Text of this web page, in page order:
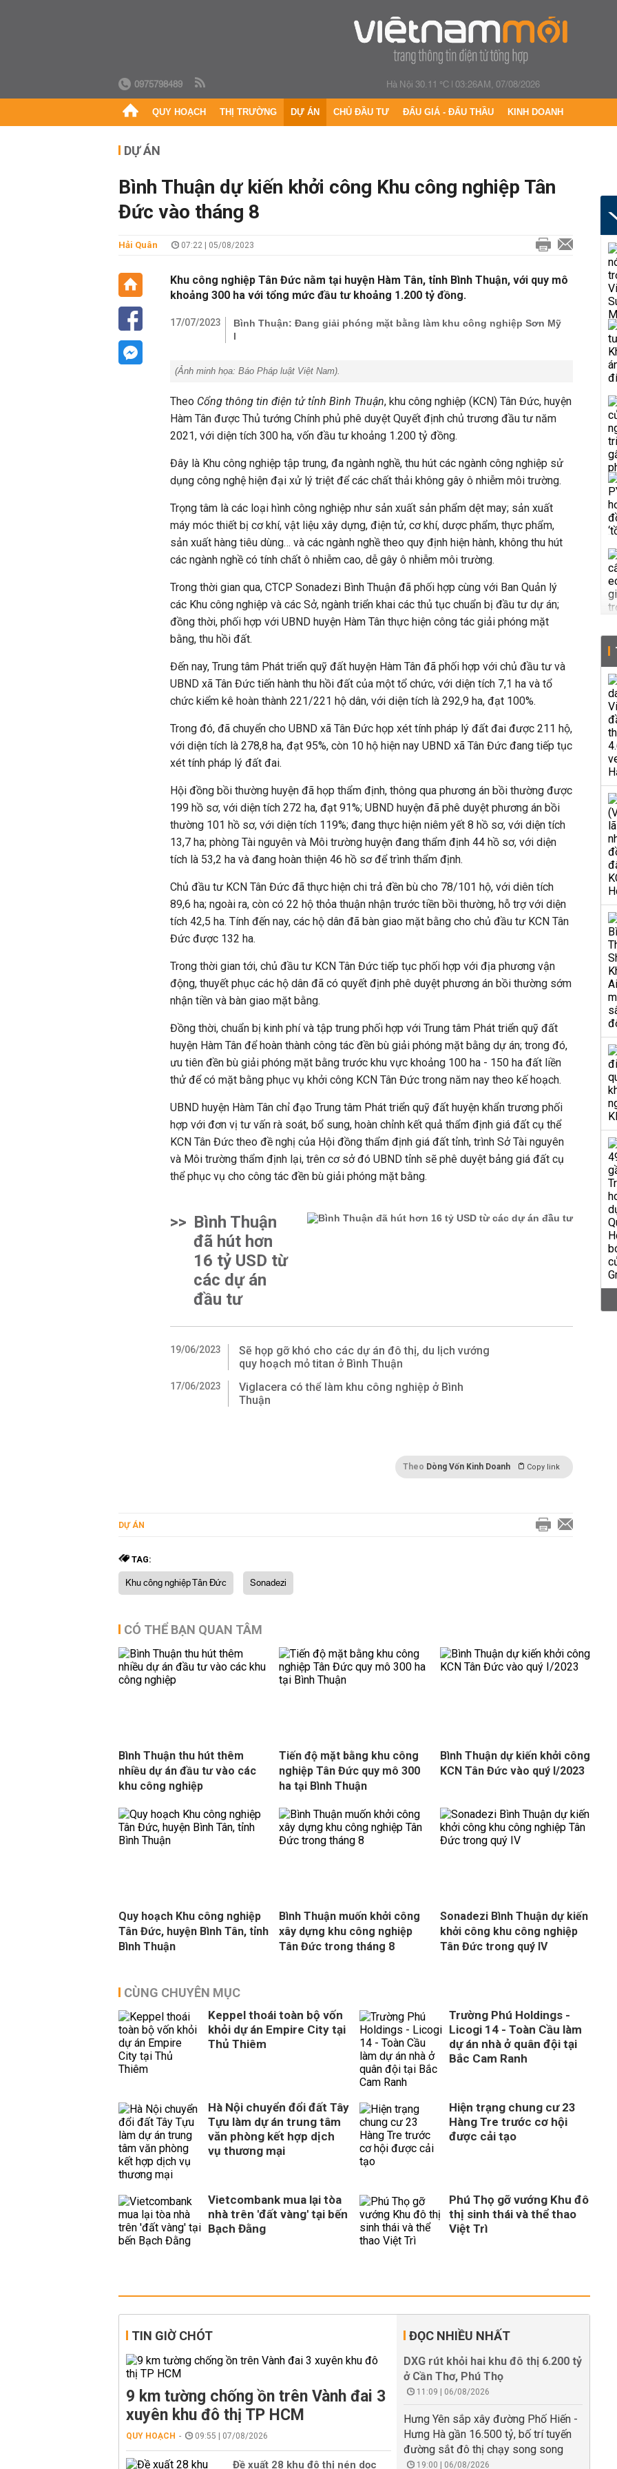
0975798489 Hà Nội 30.11 °C|03:26AM, 07/08/2026
QUY HOẠCH THỊ TRƯỜNG DỰ ÁN CHỦ ĐẦU TƯ ĐẤU GIÁ - ĐẤU THẦU KINH DOANH
DỰ ÁN
Bình Thuận dự kiến khởi công Khu công nghiệp Tân
Đức vào tháng 8
Hải Quân 07:22 | 05/08/2023
Khu công nghiệp Tân Đức nằm tại huyện Hàm Tân, tỉnh Bình Thuận, với quy mô
khoảng 300 ha với tổng mức đầu tư khoảng 1.200 tỷ đồng.
17/07/2023
Bình Thuận: Đang giải phóng mặt bằng làm khu công nghiệp Sơn Mỹ
I
(Ảnh minh họa: Báo Pháp luật Việt Nam).
Theo Cổng thông tin điện tử tỉnh Bình Thuận, khu công nghiệp (KCN) Tân Đức, huyện
Hàm Tân được Thủ tướng Chính phủ phê duyệt Quyết định chủ trương đầu tư năm
2021, với diện tích 300 ha, vốn đầu tư khoảng 1.200 tỷ đồng.
Đây là Khu công nghiệp tập trung, đa ngành nghề, thu hút các ngành công nghiệp sử
dụng công nghệ hiện đại xử lý triệt để các chất thải không gây ô nhiễm môi trường.
Trọng tâm là các loại hình công nghiệp như sản xuất sản phẩm dệt may; sản xuất
máy móc thiết bị cơ khí, vật liệu xây dựng, điện tử, cơ khí, dược phẩm, thực phẩm,
sản xuất hàng tiêu dùng… và các ngành nghề theo quy định hiện hành, không thu hút
các ngành nghề có tính chất ô nhiễm cao, dễ gây ô nhiễm môi trường.
Trong thời gian qua, CTCP Sonadezi Bình Thuận đã phối hợp cùng với Ban Quản lý
các Khu công nghiệp và các Sở, ngành triển khai các thủ tục chuẩn bị đầu tư dự án;
đồng thời, phối hợp với UBND huyện Hàm Tân thực hiện công tác giải phóng mặt
bằng, thu hồi đất.
Đến nay, Trung tâm Phát triển quỹ đất huyện Hàm Tân đã phối hợp với chủ đầu tư và
UBND xã Tân Đức tiến hành thu hồi đất của một tổ chức, với diện tích 7,1 ha và tổ
chức kiểm kê hoàn thành 221/221 hộ dân, với diện tích là 292,9 ha, đạt 100%.
Trong đó, đã chuyển cho UBND xã Tân Đức họp xét tính pháp lý đất đai được 211 hộ,
với diện tích là 278,8 ha, đạt 95%, còn 10 hộ hiện nay UBND xã Tân Đức đang tiếp tục
xét tính pháp lý đất đai.
Hội đồng bồi thường huyện đã họp thẩm định, thông qua phương án bồi thường được
199 hồ sơ, với diện tích 272 ha, đạt 91%; UBND huyện đã phê duyệt phương án bồi
thường 101 hồ sơ, với diện tích 119%; đang thực hiện niêm yết 8 hồ sơ, với diện tích
13,7 ha; phòng Tài nguyên và Môi trường huyện đang thẩm định 44 hồ sơ, với diện
tích là 53,2 ha và đang hoàn thiện 46 hồ sơ để trình thẩm định.
Chủ đầu tư KCN Tân Đức đã thực hiện chi trả đền bù cho 78/101 hộ, với diên tích
89,6 ha; ngoài ra, còn có 22 hộ thỏa thuận nhận trước tiền bồi thường, hỗ trợ với diện
tích 42,5 ha. Tính đến nay, các hộ dân đã bàn giao mặt bằng cho chủ đầu tư KCN Tân
Đức được 132 ha.
Trong thời gian tới, chủ đầu tư KCN Tân Đức tiếp tục phối hợp với địa phương vận
động, thuyết phục các hộ dân đã có quyết định phê duyệt phương án bồi thường sớm
nhận tiền và bàn giao mặt bằng.
Đồng thời, chuẩn bị kinh phí và tập trung phối hợp với Trung tâm Phát triển quỹ đất
huyện Hàm Tân để hoàn thành công tác đền bù giải phóng mặt bằng dự án; trong đó,
ưu tiên đền bù giải phóng mặt bằng trước khu vực khoảng 100 ha - 150 ha đất liền
thử để có mặt bằng phục vụ khởi công KCN Tân Đức trong năm nay theo kế hoạch.
UBND huyện Hàm Tân chỉ đạo Trung tâm Phát triển quỹ đất huyện khẩn trương phối
hợp với đơn vị tư vấn rà soát, bổ sung, hoàn chỉnh kết quả thẩm định giá đất cụ thể
KCN Tân Đức theo đề nghị của Hội đồng thẩm định giá đất tỉnh, trình Sở Tài nguyên
và Môi trường thẩm định lại, trên cơ sở đó UBND tỉnh sẽ phê duyệt bảng giá đất cụ
thể phục vụ cho công tác đền bù giải phóng mặt bằng.
>> Bình Thuận
đã hút hơn
16 tỷ USD từ
các dự án
đầu tư
19/06/2023
Sẽ họp gỡ khó cho các dự án đô thị, du lịch vướng
quy hoạch mỏ titan ở Bình Thuận
17/06/2023
Viglacera có thể làm khu công nghiệp ở Bình
Thuận
Theo Dòng Vốn Kinh Doanh Copy link
DỰ ÁN
TAG:
Khu công nghiệp Tân Đức Sonadezi
CÓ THỂ BẠN QUAN TÂM
Bình Thuận thu hút thêm
nhiều dự án đầu tư vào các
khu công nghiệp
Tiến độ mặt bằng khu công
nghiệp Tân Đức quy mô 300
ha tại Bình Thuận
Bình Thuận dự kiến khởi công
KCN Tân Đức vào quý I/2023
Quy hoạch Khu công nghiệp
Tân Đức, huyện Bình Tân, tỉnh
Bình Thuận
Bình Thuận muốn khởi công
xây dựng khu công nghiệp
Tân Đức trong tháng 8
Sonadezi Bình Thuận dự kiến
khởi công khu công nghiệp
Tân Đức trong quý IV
CÙNG CHUYÊN MỤC
Keppel thoái toàn bộ vốn
khỏi dự án Empire City tại
Thủ Thiêm
Trường Phú Holdings -
Licogi 14 - Toàn Cầu làm
dự án nhà ở quân đội tại
Bắc Cam Ranh
Hà Nội chuyển đổi đất Tây
Tựu làm dự án trung tâm
văn phòng kết hợp dịch
vụ thương mại
Hiện trạng chung cư 23
Hàng Tre trước cơ hội
được cải tạo
Vietcombank mua lại tòa
nhà trên 'đất vàng' tại bến
Bạch Đằng
Phú Thọ gỡ vướng Khu đô
thị sinh thái và thể thao
Việt Trì
TIN GIỜ CHÓT
9 km tường chống ồn trên Vành đai 3
xuyên khu đô thị TP HCM
QUY HOẠCH 09:55 | 07/08/2026
Đề xuất 28 khu đô thị nén dọc
ĐỌC NHIỀU NHẤT
DXG rút khỏi hai khu đô thị 6.200 tỷ
ở Cần Thơ, Phú Thọ
11:09 | 06/08/2026
Hưng Yên sắp xây đường Phố Hiến -
Hưng Hà gần 16.500 tỷ, bố trí tuyến
đường sắt đô thị chạy song song
19:00 | 06/08/2026